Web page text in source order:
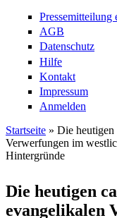
Pressemitteilung
AGB
Datenschutz
Hilfe
Kontakt
Impressum
Anmelden
Sie sind hier
Startseite » Die
Verwerfungen im
Hintergründe
Die heutigen
evangelikalen